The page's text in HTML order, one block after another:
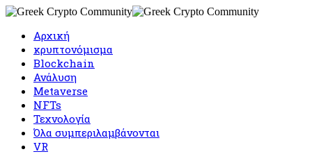
Αρχική
κρυπτονόμισμα
Blockchain
Ανάλυση
Metaverse
NFTs
Τεχνολογία
Όλα συμπεριλαμβάνονται
VR